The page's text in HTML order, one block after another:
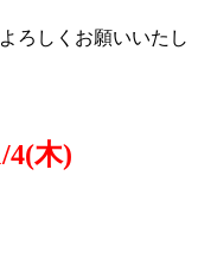
ろしくお願いいたし
4(木)